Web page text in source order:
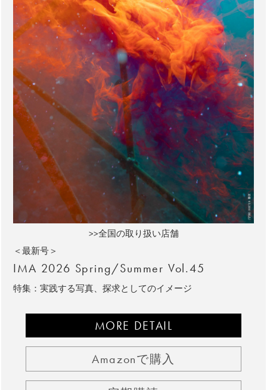
>>全国の取り扱い店舗
＜最新号＞
IMA 2026 Spring/Summer Vol.45
特集：実践する写真、探求としてのイメージ
MORE DETAIL
Amazonで購入